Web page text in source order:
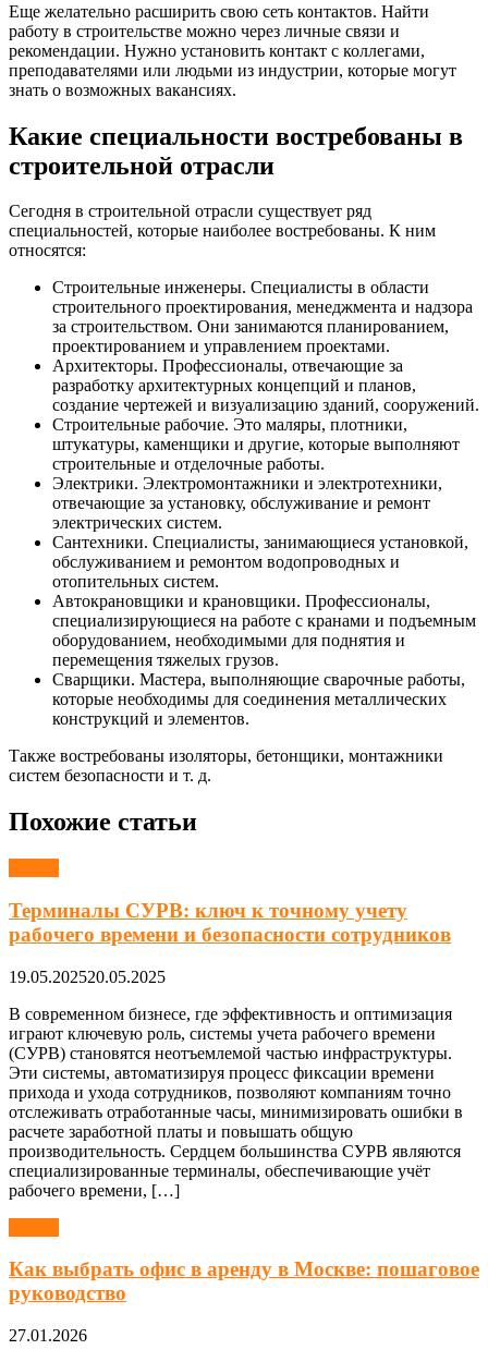
Еще желательно расширить свою сеть контактов. Найти
работу в строительстве можно через личные связи и
рекомендации. Нужно установить контакт с коллегами,
преподавателями или людьми из индустрии, которые могут
знать о возможных вакансиях.
Какие специальности востребованы в
строительной отрасли
Сегодня в строительной отрасли существует ряд
специальностей, которые наиболее востребованы. К ним
относятся:
Строительные инженеры. Специалисты в области
строительного проектирования, менеджмента и надзора
за строительством. Они занимаются планированием,
проектированием и управлением проектами.
Архитекторы. Профессионалы, отвечающие за
разработку архитектурных концепций и планов,
создание чертежей и визуализацию зданий, сооружений.
Строительные рабочие. Это маляры, плотники,
штукатуры, каменщики и другие, которые выполняют
строительные и отделочные работы.
Электрики. Электромонтажники и электротехники,
отвечающие за установку, обслуживание и ремонт
электрических систем.
Сантехники. Специалисты, занимающиеся установкой,
обслуживанием и ремонтом водопроводных и
отопительных систем.
Автокрановщики и крановщики. Профессионалы,
специализирующиеся на работе с кранами и подъемным
оборудованием, необходимыми для поднятия и
перемещения тяжелых грузов.
Сварщики. Мастера, выполняющие сварочные работы,
которые необходимы для соединения металлических
конструкций и элементов.
Также востребованы изоляторы, бетонщики, монтажники
систем безопасности и т. д.
Похожие статьи
Терминалы СУРВ: ключ к точному учету
рабочего времени и безопасности сотрудников
19.05.202520.05.2025
В современном бизнесе, где эффективность и оптимизация
играют ключевую роль, системы учета рабочего времени
(СУРВ) становятся неотъемлемой частью инфраструктуры.
Эти системы, автоматизируя процесс фиксации времени
прихода и ухода сотрудников, позволяют компаниям точно
отслеживать отработанные часы, минимизировать ошибки в
расчете заработной платы и повышать общую
производительность. Сердцем большинства СУРВ являются
специализированные терминалы, обеспечивающие учёт
рабочего времени, […]
Как выбрать офис в аренду в Москве: пошаговое
руководство
27.01.2026